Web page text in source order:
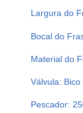
V
A
V
A
Largura do
Bocal do
Material do
Válvula:
Pescador: